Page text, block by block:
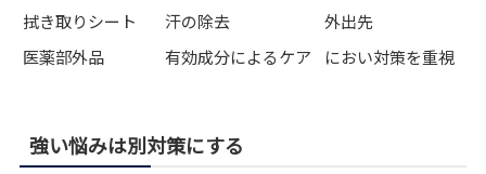
拭き取りシート
汗の除去
外出先
医薬部外品
有効成分によるケア におい対策を重視
強い悩みは別対策にする